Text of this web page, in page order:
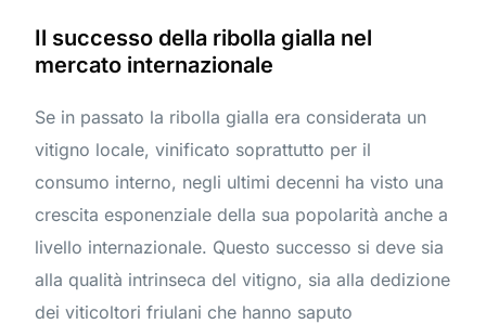
Il successo della ribolla gialla nel
mercato internazionale
Se in passato la ribolla gialla era considerata un
vitigno locale, vinificato soprattutto per il
consumo interno, negli ultimi decenni ha visto una
crescita esponenziale della sua popolarità anche a
livello internazionale. Questo successo si deve sia
alla qualità intrinseca del vitigno, sia alla dedizione
dei viticoltori friulani che hanno saputo